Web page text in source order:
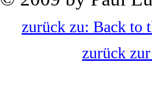
zurück zu: Back to
zurück